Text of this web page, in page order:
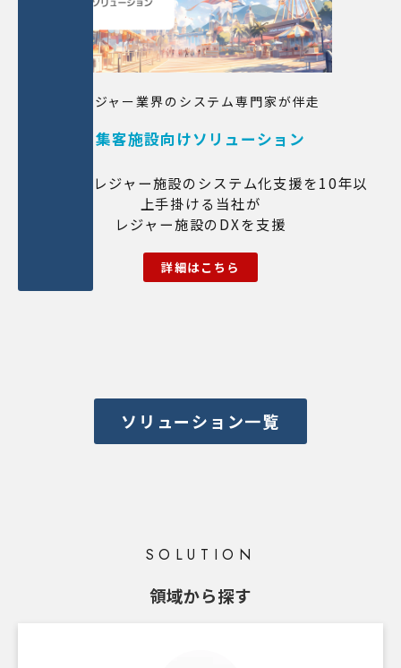
レジャー業界のシステム専門家が伴走
集客施設向けソリューション
国内有名レジャー施設のシステム化支援を10年以
上手掛ける当社が
レジャー施設のDXを支援
詳細はこちら
ソリューション一覧
SOLUTION
領域から探す